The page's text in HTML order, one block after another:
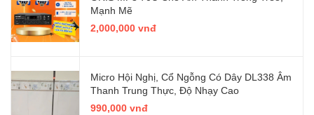
Mạnh Mẽ
2,000,000 vnđ
Micro Hội Nghị, Cổ Ngỗng Có Dây DL338 Âm
Thanh Trung Thực, Độ Nhạy Cao
990,000 vnđ